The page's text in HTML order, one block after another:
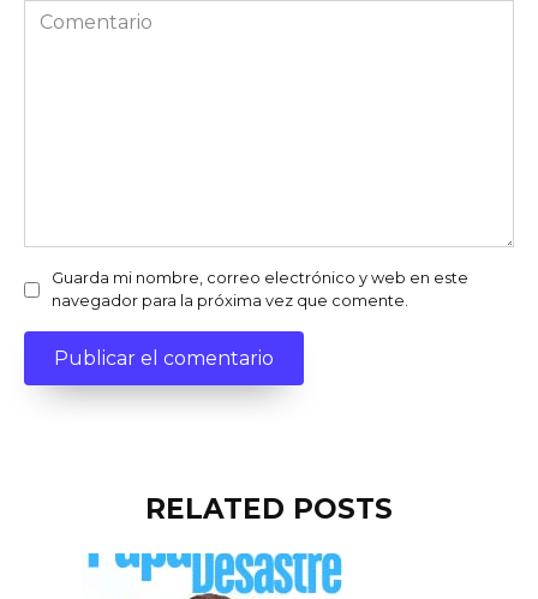
Comentario
Guarda mi nombre, correo electrónico y web en este
navegador para la próxima vez que comente.
RELATED POSTS